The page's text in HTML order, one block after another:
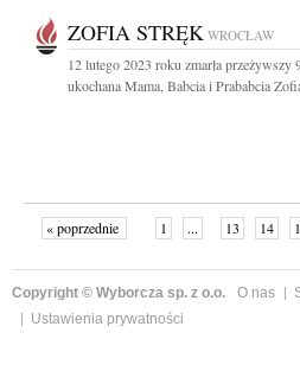
ZOFIA STRĘK WROCŁAW
12 lutego 2023 roku zmarła przeżywszy
ukochana Mama, Babcia i Prababcia
« poprzednie 1 ... 13 14
Copyright © Wyborcza sp. z o.o. O nas
Ustawienia prywatności